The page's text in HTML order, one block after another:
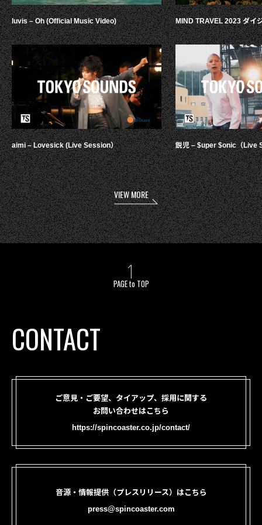
luvis – Oh (Official Music Video)
aimi – Lovesick (Live Session）
MIND TRAVEL 2023 ダイ
鋭児 – $uper $onic（Live
VIEW MORE
PAGE to TOP
CONTACT
ご意見・ご要望、タイアップ、採用に関する
お問い合わせはこちら
https://spincoaster.co.jp/contact/
音源・情報提供（プレスリリース）はこちら
press@spincoaster.com